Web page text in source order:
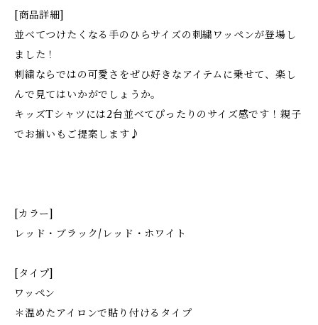
[商品詳細]
並べてつけたくなる手のひらサイズの刺繍ワッペンが登場し
ました！
刺繍ならではの可愛さをぜひ好きなアイテムに乗せて、楽し
んで見てはいかがでしょうか。
キッズTシャツには2台並べてぴったりのサイズ感です！親子
でお揃いもご提案します♪
[カラー]
レッド・ブラック/レッド・ホワイト
[タイプ]
ワッペン
＊温めたアイロンで貼り付けるタイプ